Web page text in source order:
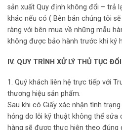
sản xuất Quy định không đổi – trả
khác nếu có ( Bên bán chúng tôi
ràng với bên mua về những mẫu
không được bảo hành trước khi ký
IV. QUY TRÌNH XỬ LÝ THỦ TỤC
1. Quý khách liên hệ trực tiếp với
thương hiệu sản phẩm.
Sau khi có Giấy xác nhận tình
hỏng do lỗi kỹ thuật không thể sửa
hàng sẽ được thực hiện theo đúng